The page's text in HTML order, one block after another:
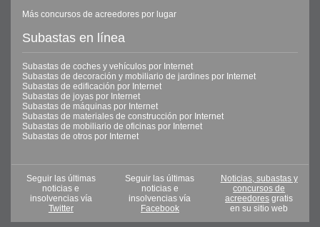
Más concursos de acreedores por lugar
Subastas en línea
Subastas de coches y vehículos por Internet
Subastas de decoración y mobiliario de jardines por Internet
Subastas de edificación por Internet
Subastas de joyas por Internet
Subastas de máquinas por Internet
Subastas de materiales de construcción por Internet
Subastas de mobiliario de oficinas por Internet
Subastas de otros por Internet
Seguir las últimas
noticias e
insolvencias vía
Twitter
Seguir las últimas
noticias e
insolvencias vía
Facebook
Noticias, subastas y
concursos de
acreedores gratis
en su sitio web